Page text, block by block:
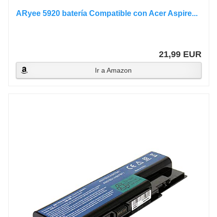
ARyee 5920 batería Compatible con Acer Aspire...
21,99 EUR
Ir a Amazon